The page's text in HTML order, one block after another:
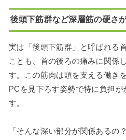
後頭下筋群など深層筋の硬さ
実は「後頭下筋群」と呼ばれる
ことも、首の後ろの痛みに関係
す。この筋肉は頭を支える働き
PCを見下ろす姿勢で特に負担が
す。
「そんな深い部分が関係あるの